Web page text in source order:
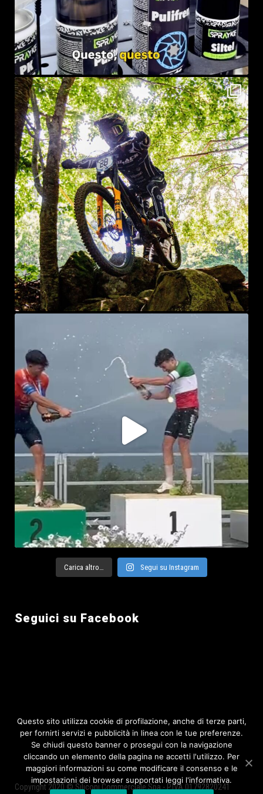
sprayke_bike
Lug 21
Carica altro… Segui su Instagram
Seguici su Facebook
Copyright 2020 © Siliconi Commerciale Spa - P.IVA 01792820241
Questo sito utilizza cookie di profilazione, anche di terze parti,
per fornirti servizi e pubblicità in linea con le tue preferenze.
Se chiudi questo banner o prosegui con la navigazione
cliccando un elemento della pagina ne accetti l'utilizzo. Per
maggiori informazioni su come modificare il consenso e le
impostazioni dei browser supportati leggi l'informativa.